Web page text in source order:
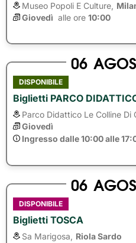
Museo Popoli E Culture,
Giovedì alle ore 10:00
06
DISPONIBILE
Biglietti PARCO
Parco Didattico Le Colline Di
Giovedì
Ingresso dalle 10:00 alle
06
DISPONIBILE
Biglietti TOSCA
Sa Marigosa,
Riola Sardo